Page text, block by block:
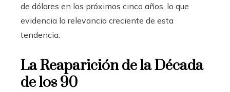
de dólares en los próximos cinco años, lo que
evidencia la relevancia creciente de esta
tendencia.
La Reaparición de la Década
de los 90